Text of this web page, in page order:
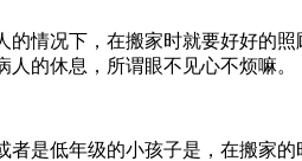
的情况下，在搬家时就要好好的
的休息，所谓眼不见心不烦嘛。
者是低年级的小孩子是，在搬家